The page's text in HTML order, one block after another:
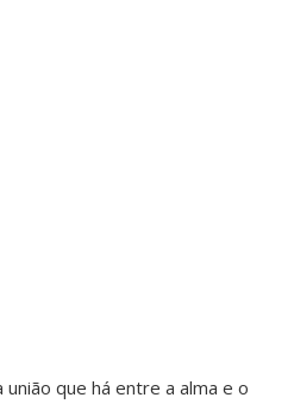
que há entre a alma e o